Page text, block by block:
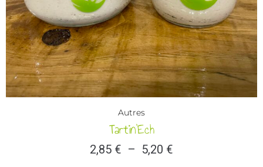
Autres
Tartin’Ech
2,85 € – 5,20 €